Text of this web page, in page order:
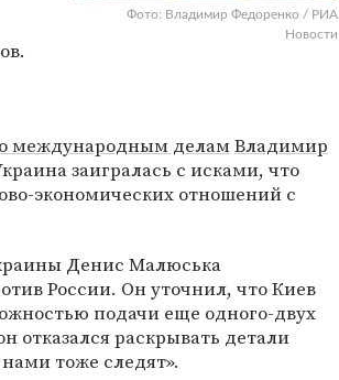
Фото: Владимир Федоренко / РИА
Новости
международным деламВладимир
заигралась с исками, что
экономических отношений с
Денис Малюська
России. Он уточнил, что Киев
подачи еще одного-двух
отказался раскрывать детали
тоже следят».